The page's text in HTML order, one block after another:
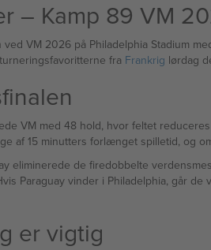
– Kamp 89 VM
VM 2026 på Philadelphia Stadium
fra Frankrig lørdag
VM med 48 hold, hvor feltet
af 15 minutters forlænget spilletid, og
eliminerede de firedobbelte
Paraguay vinder i Philadelphia, går
er vigtig